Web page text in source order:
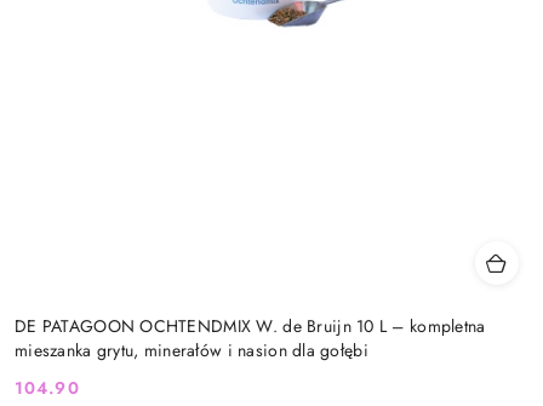
DE PATAGOON OCHTENDMIX W. de Bruijn 10 L – kompletna
mieszanka grytu, minerałów i nasion dla gołębi
Cena:
104.90